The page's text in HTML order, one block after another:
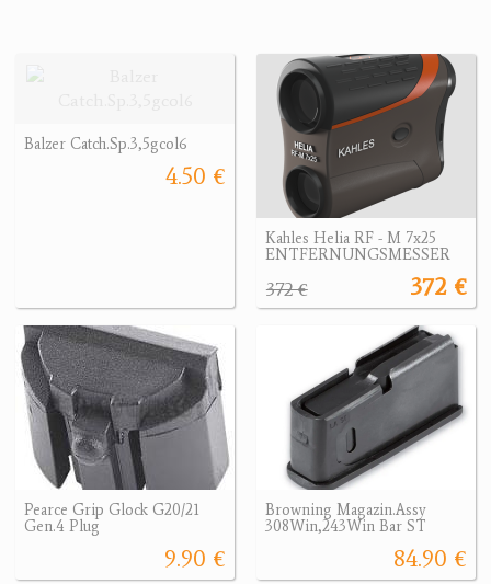
Balzer Catch.Sp.3,5gcol6
4.50 €
Kahles Helia RF - M 7x25
ENTFERNUNGSMESSER
372 €
372 €
Pearce Grip Glock G20/21
Gen.4 Plug
9.90 €
Browning Magazin.Assy
308Win,243Win Bar ST
84.90 €